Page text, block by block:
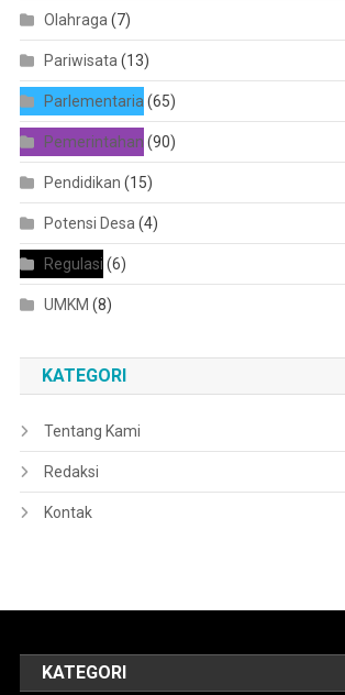
Olahraga (7)
Pariwisata (13)
Parlementaria (65)
Pemerintahan (90)
Pendidikan (15)
Potensi Desa (4)
Regulasi (6)
UMKM (8)
KATEGORI
Tentang Kami
Redaksi
Kontak
KATEGORI